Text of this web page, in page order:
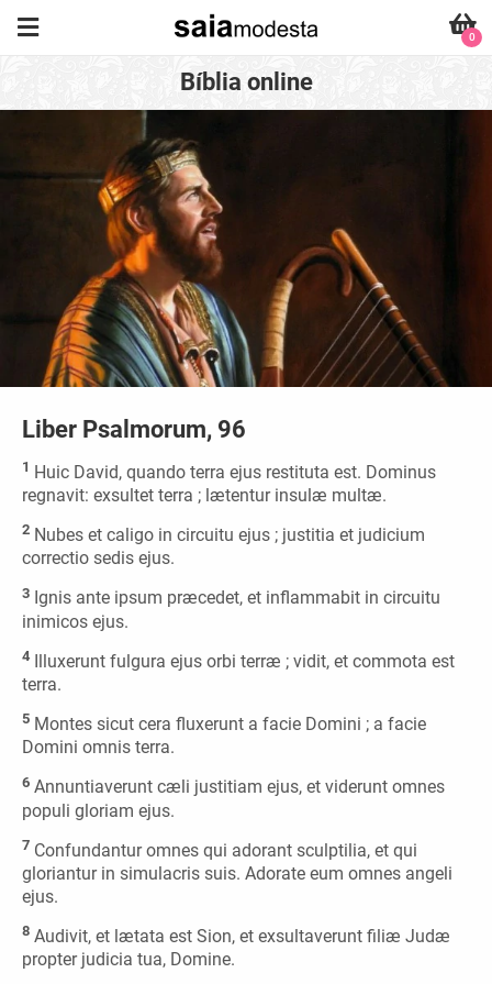
0
Bíblia online
Liber Psalmorum, 96
1 Huic David, quando terra ejus restituta est. Dominus
regnavit: exsultet terra ; lætentur insulæ multæ.
2 Nubes et caligo in circuitu ejus ; justitia et judicium
correctio sedis ejus.
3 Ignis ante ipsum præcedet, et inflammabit in circuitu
inimicos ejus.
4 Illuxerunt fulgura ejus orbi terræ ; vidit, et commota est
terra.
5 Montes sicut cera fluxerunt a facie Domini ; a facie
Domini omnis terra.
6 Annuntiaverunt cæli justitiam ejus, et viderunt omnes
populi gloriam ejus.
7 Confundantur omnes qui adorant sculptilia, et qui
gloriantur in simulacris suis. Adorate eum omnes angeli
ejus.
8 Audivit, et lætata est Sion, et exsultaverunt filiæ Judæ
propter judicia tua, Domine.